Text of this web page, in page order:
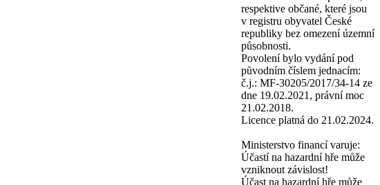
respektive občané, které jsou
v registru obyvatel České
republiky bez omezení územní
působnosti.
Povolení bylo vydání pod
původním číslem jednacím:
č.j.: MF-30205/2017/34-14 ze
dne 19.02.2021, právní moc
21.02.2018.
Licence platná do 21.02.2024.
Ministerstvo financí varuje:
Účastí na hazardní hře může
vzniknout závislost!
Účast na hazardní hře může